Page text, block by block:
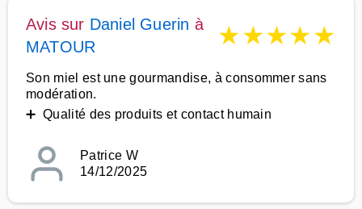
Avis sur Daniel Guerin à
MATOUR
★★★★★
Son miel est une gourmandise, à consommer sans
modération.
➕ Qualité des produits et contact humain
Patrice W
14/12/2025